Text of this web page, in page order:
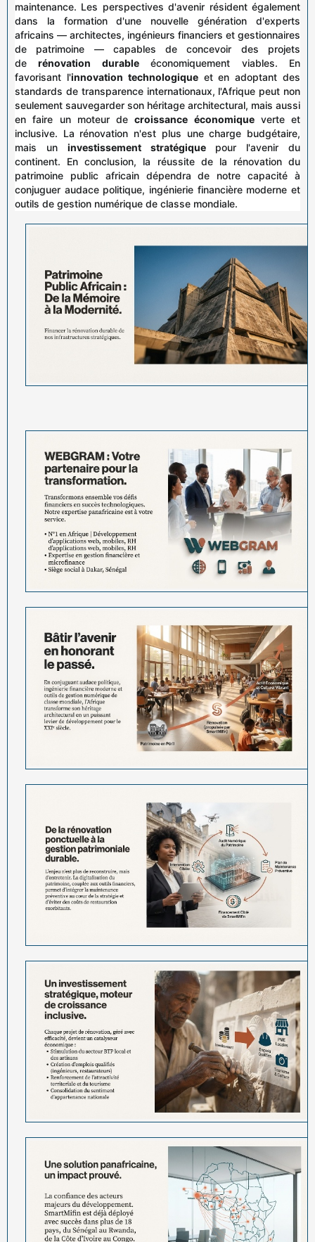
maintenance. Les perspectives d'avenir résident également
dans la formation d'une nouvelle génération d'experts
africains — architectes, ingénieurs financiers et gestionnaires
de patrimoine — capables de concevoir des projets
derénovation durableéconomiquement viables. En
favorisant l'innovation technologiqueet en adoptant des
standards de transparence internationaux, l'Afrique peut non
seulement sauvegarder son héritage architectural, mais aussi
en faire un moteur decroissance économiqueverte et
inclusive. La rénovation n'est plus une charge budgétaire,
mais un investissement stratégiquepour l'avenir du
continent. En conclusion, la réussite de la rénovation du
patrimoine public africain dépendra de notre capacité à
conjuguer audace politique, ingénierie financière moderne et
outils de gestion numérique de classe mondiale.